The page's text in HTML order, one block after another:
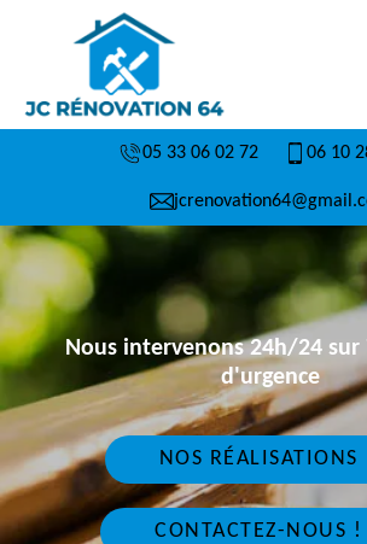
05 33 06 02 72 06 10
Nous intervenons 24h/24 sur
d'urgence
NOS RÉALISATIONS
CONTACTEZ-NOUS !